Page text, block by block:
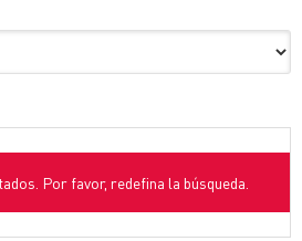
Por favor, redefina la búsqueda.